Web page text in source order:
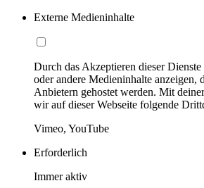
Externe Medieninhalte
Durch das Akzeptieren dieser
oder andere Medieninhalte anzeigen,
Anbietern gehostet werden. Mit
wir auf dieser Webseite folgende
Vimeo, YouTube
Erforderlich
Immer aktiv